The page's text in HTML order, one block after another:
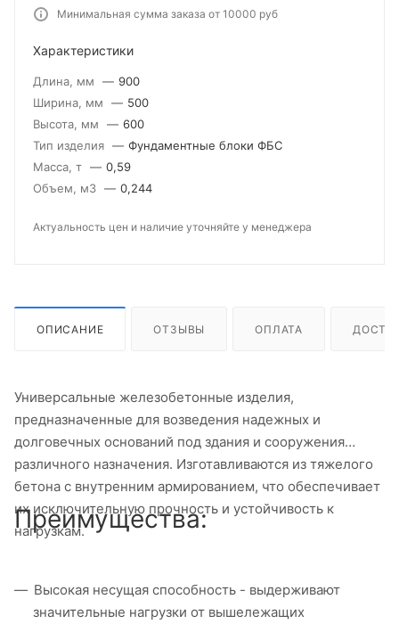
Минимальная сумма заказа от 10000 руб
Характеристики
Длина, мм — 900
Ширина, мм
— 500
Высота, мм
— 600
Тип изделия — Фундаментные блоки ФБС
Масса, т — 0,59
Объем, м3 — 0,244
Актуальность цен и наличие уточняйте у менеджера
ОПИСАНИЕ ОТЗЫВЫ ОПЛАТА
Универсальные железобетонные изделия,
предназначенные для возведения надежных и
долговечных оснований под здания и сооружения
различного назначения. Изготавливаются из тяжелого
бетона с внутренним армированием, что обеспечивает
их исключительную прочность и устойчивость к
нагрузкам.
Преимущества:
Высокая несущая способность - выдерживают
значительные нагрузки от вышележащих